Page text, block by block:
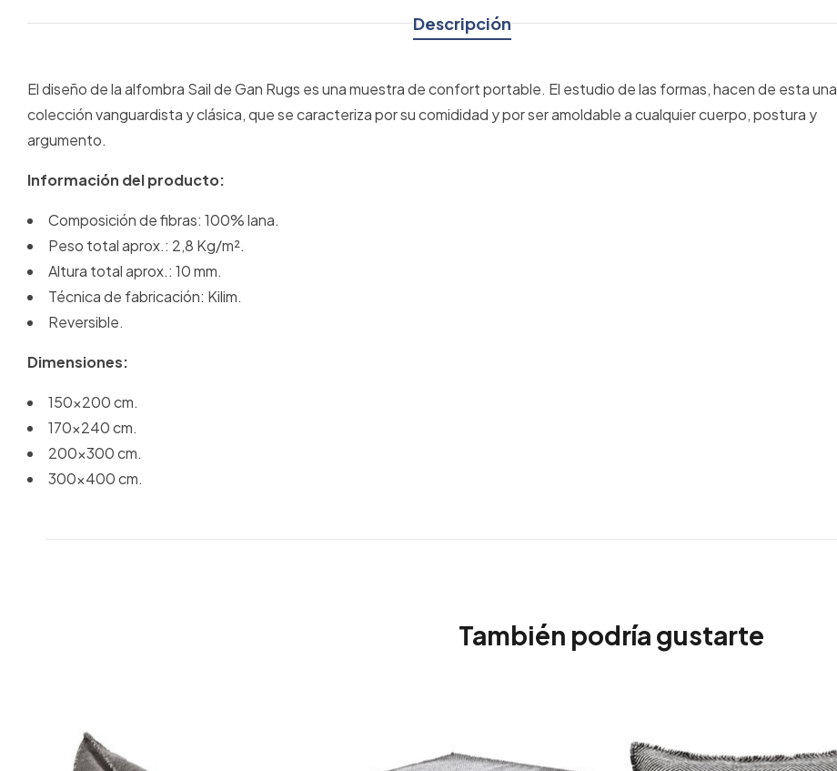
Descripción
El diseño de la alfombra Sail de Gan Rugs es una muestra de confort portable. El estudio de las formas, hacen de esta una
colección vanguardista y clásica, que se caracteriza por su comididad y por ser amoldable a cualquier cuerpo, postura y
argumento.
Información del producto:
Composición de fibras: 100% lana.
Peso total aprox.: 2,8 Kg/m².
Altura total aprox.: 10 mm.
Técnica de fabricación: Kilim.
Reversible.
Dimensiones:
150x200 cm.
170x240 cm.
200x300 cm.
300x400 cm.
También podría gustarte